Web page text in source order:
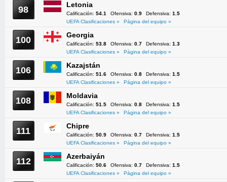
98 Letonia
Calificación: 54.1 Ofensiva: 0.9 Defensiva: 1.5
UEFA Clasificaciones »
Página del equipo »
100 Georgia
Calificación: 53.8 Ofensiva: 0.7 Defensiva: 1.3
UEFA Clasificaciones »
Página del equipo »
106 Kazajstán
Calificación: 51.6 Ofensiva: 0.8 Defensiva: 1.5
UEFA Clasificaciones »
Página del equipo »
108 Moldavia
Calificación: 51.5 Ofensiva: 0.8 Defensiva: 1.5
UEFA Clasificaciones »
Página del equipo »
111 Chipre
Calificación: 50.9 Ofensiva: 0.7 Defensiva: 1.5
UEFA Clasificaciones »
Página del equipo »
112 Azerbaiyán
Calificación: 50.6 Ofensiva: 0.7 Defensiva: 1.5
UEFA Clasificaciones »
Página del equipo »